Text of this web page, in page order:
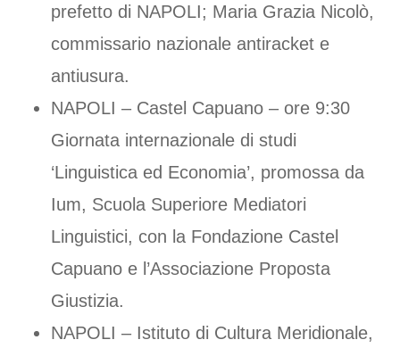
prefetto di NAPOLI; Maria Grazia Nicolò,
commissario nazionale antiracket e
antiusura.
NAPOLI – Castel Capuano – ore 9:30
Giornata internazionale di studi
‘Linguistica ed Economia’, promossa da
Ium, Scuola Superiore Mediatori
Linguistici, con la Fondazione Castel
Capuano e l’Associazione Proposta
Giustizia.
NAPOLI – Istituto di Cultura Meridionale,